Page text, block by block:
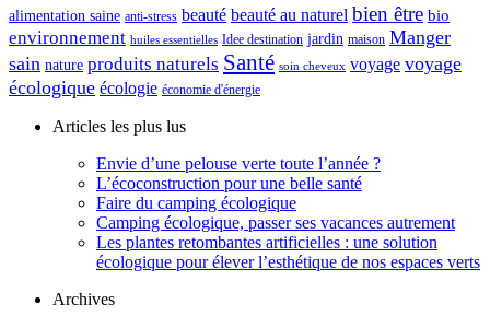
alimentation saine anti-stress beauté beauté au naturel bien être bio
environnement huiles essentielles Idee destination jardin maison Manger
sain nature produits naturels Santé soin cheveux voyage voyage
écologique écologie économie d'énergie
Articles les plus lus
Envie d’une pelouse verte toute l’année ?
L’écoconstruction pour une belle santé
Faire du camping écologique
Camping écologique, passer ses vacances autrement
Les plantes retombantes artificielles : une solution
écologique pour élever l’esthétique de nos espaces verts
Archives